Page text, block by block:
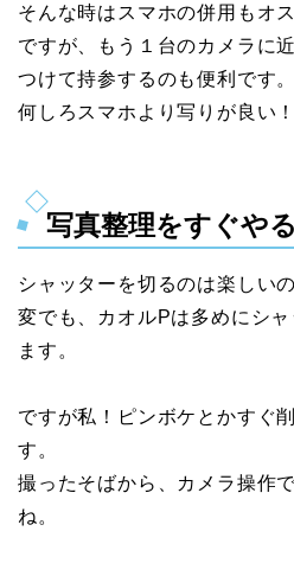
そんな時はスマホの併用もオス
ですが、もう１台のカメラに
つけて持参するのも便利です。
何しろスマホより写りが良い！
写真整理をすぐや
シャッターを切るのは楽しい
変でも、カオルPは多めにシ
ます。
ですが私！ピンボケとかすぐ
す。
撮ったそばから、カメラ操作
ね。